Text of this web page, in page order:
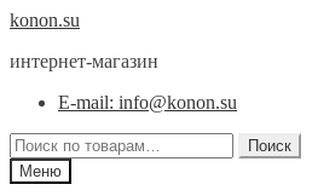
Перейти
навигации
Перейти
содержимому
konon.su
интернет-магазин
E-mail: info@konon.su
Искать:
Поиск
Меню